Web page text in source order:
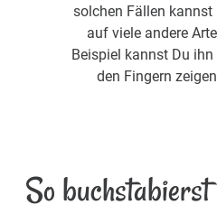
solchen Fällen kannst
auf viele andere
Beispiel kannst Du
den Fingern
So